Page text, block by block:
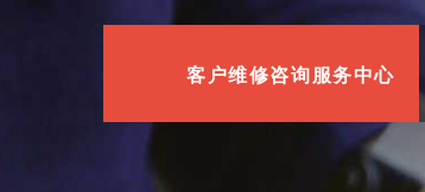
客户维修咨询服务中心